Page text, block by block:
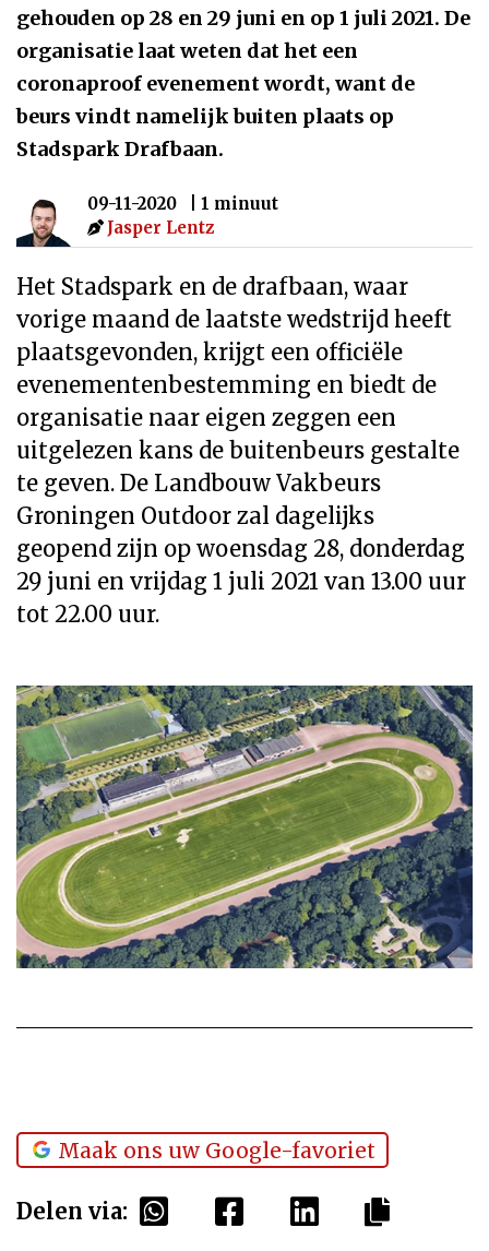
gehouden op 28 en 29 juni en op 1 juli 2021. De
organisatie laat weten dat het een
coronaproof evenement wordt, want de
beurs vindt namelijk buiten plaats op
Stadspark Drafbaan.
09-11-2020
| 1 minuut
Jasper Lentz
Het Stadspark en de drafbaan, waar
vorige maand de laatste wedstrijd heeft
plaatsgevonden, krijgt een officiële
evenementenbestemming en biedt de
organisatie naar eigen zeggen een
uitgelezen kans de buitenbeurs gestalte
te geven. De Landbouw Vakbeurs
Groningen Outdoor zal dagelijks
geopend zijn op woensdag 28, donderdag
29 juni en vrijdag 1 juli 2021 van 13.00 uur
tot 22.00 uur.
Maak ons uw Google-favoriet
Delen via: